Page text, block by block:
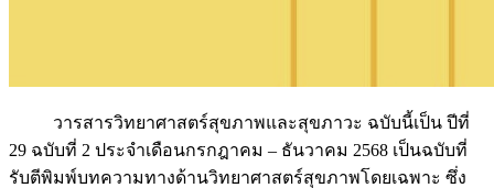
วารสารวิทยาศาสตร์สุขภาพและสุขภาวะ ฉบับนี้เป็น ปีที่
29 ฉบับที่ 2 ประจำเดือนกรกฎาคม – ธันวาคม 2568 เป็นฉบับที่
รับตีพิมพ์บทความทางด้านวิทยาศาสตร์สุขภาพโดยเฉพาะ ซึ่ง